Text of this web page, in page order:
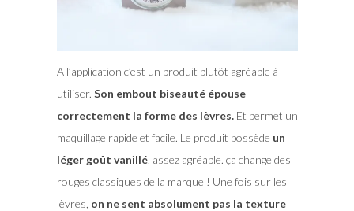
A l’application c’est un produit plutôt agréable à
utiliser. Son embout biseauté épouse
correctement la forme des lèvres.Et permet un
maquillage rapide et facile. Le produit possède un
léger goût vanillé, assez agréable. ça change des
rouges classiques de la marque ! Une fois sur les
lèvres, on ne sent absolument pas la texture